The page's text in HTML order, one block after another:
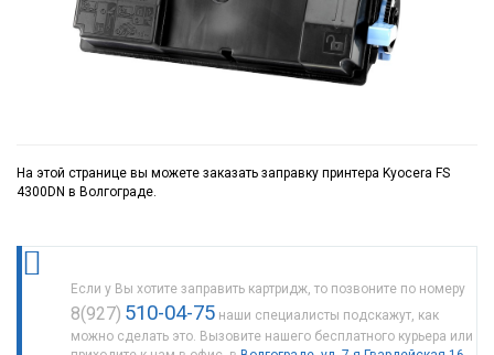
На этой странице вы можете заказать заправку принтера Kyocera FS
4300DN в Волгограде.
Если у Вы хотите заправить картридж, то позвоните по номеру
8(927) 510-04-75 наши специалисты подскажут, как
можно сделать это. Вызовите нашего бесплатного курьера или